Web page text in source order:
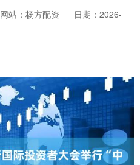
网站：杨方配资
日期：2026-